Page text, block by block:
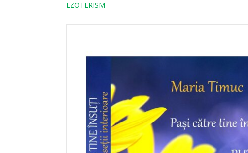
EZOTERISM